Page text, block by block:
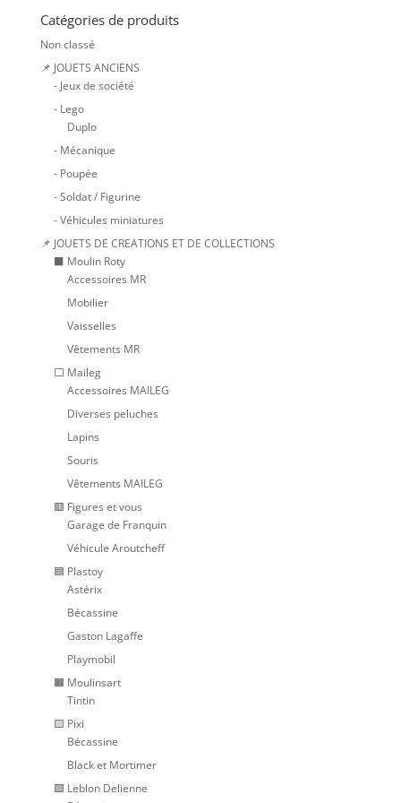
Catégories de produits
Non classé
📌 JOUETS ANCIENS
- Jeux de société
- Lego
Duplo
- Mécanique
- Poupée
- Soldat / Figurine
- Véhicules miniatures
📌 JOUETS DE CREATIONS ET DE COLLECTIONS
⬛ Moulin Roty
Accessoires MR
Mobilier
Vaisselles
Vêtements MR
⬜ Maileg
Accessoires MAILEG
Diverses peluches
Lapins
Souris
Vêtements MAILEG
🟥 Figures et vous
Garage de Franquin
Véhicule Aroutcheff
🟦 Plastoy
Astérix
Bécassine
Gaston Lagaffe
Playmobil
🟧 Moulinsart
Tintin
🟨 Pixi
Bécassine
Black et Mortimer
🟩 Leblon Delienne